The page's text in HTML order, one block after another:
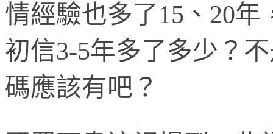
情經驗也多了15 、 20年
初信3-5年多了多少？
碼應該有吧？